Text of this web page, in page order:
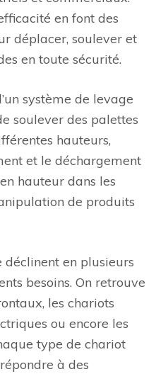
en font des
déplacer, soulever et
en toute sécurité.
système de levage
soulever des palettes
hauteurs,
et le déchargement
hauteur dans les
de produits
déclinent en plusieurs
besoins. On retrouve
les chariots
ou encore les
type de chariot
à des